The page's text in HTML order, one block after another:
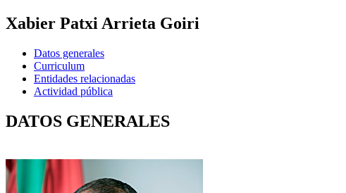
Xabier Patxi Arrieta Goiri
Datos generales
Curriculum
Entidades relacionadas
Actividad pública
DATOS GENERALES